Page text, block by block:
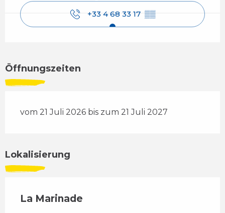
+33 4 68 33 17 ▒▒
Öffnungszeiten
vom 21 Juli 2026 bis zum 21 Juli 2027
Lokalisierung
La Marinade